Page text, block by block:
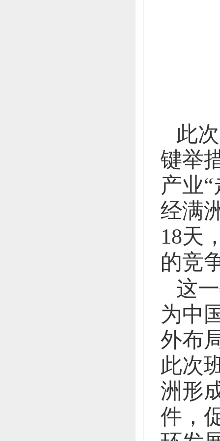
此
键举
产业
经满
18天
的竞
这
为中
外布
此次
洲形
件，